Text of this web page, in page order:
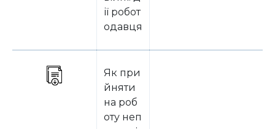
ії робот
одавця
Як при
йняти
на роб
оту неп